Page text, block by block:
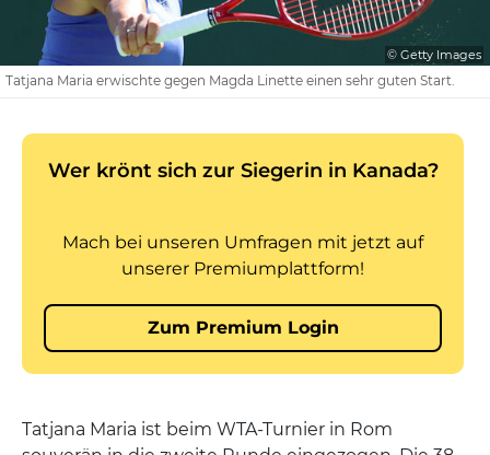
© Getty Images
Tatjana Maria erwischte gegen Magda Linette einen sehr guten Start.
Tatjana Maria ist beim WTA-Turnier in Rom